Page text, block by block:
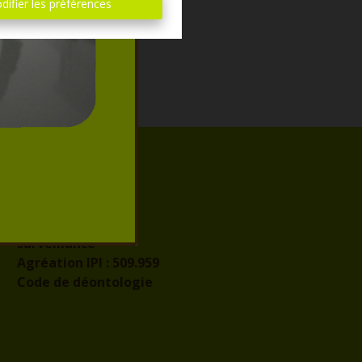
les préférences
surveillance
Agréation IPI : 509.959
Code de déontologie